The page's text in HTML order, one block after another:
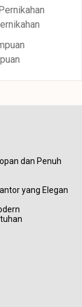
dan Penuh
yang Elegan